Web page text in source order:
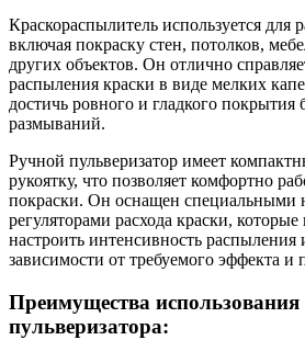
Краскораспылитель используется для
включая покраску стен, потолков,
других объектов. Он отлично
распыления краски в виде мелких
достичь ровного и гладкого покрытия
размываний.
Ручной пульверизатор имеет
рукоятку, что позволяет комфортно
покраски. Он оснащен специальными
регуляторами расхода краски,
настроить интенсивность распыления
зависимости от требуемого эффекта и
Преимущества использования
пульверизатора: